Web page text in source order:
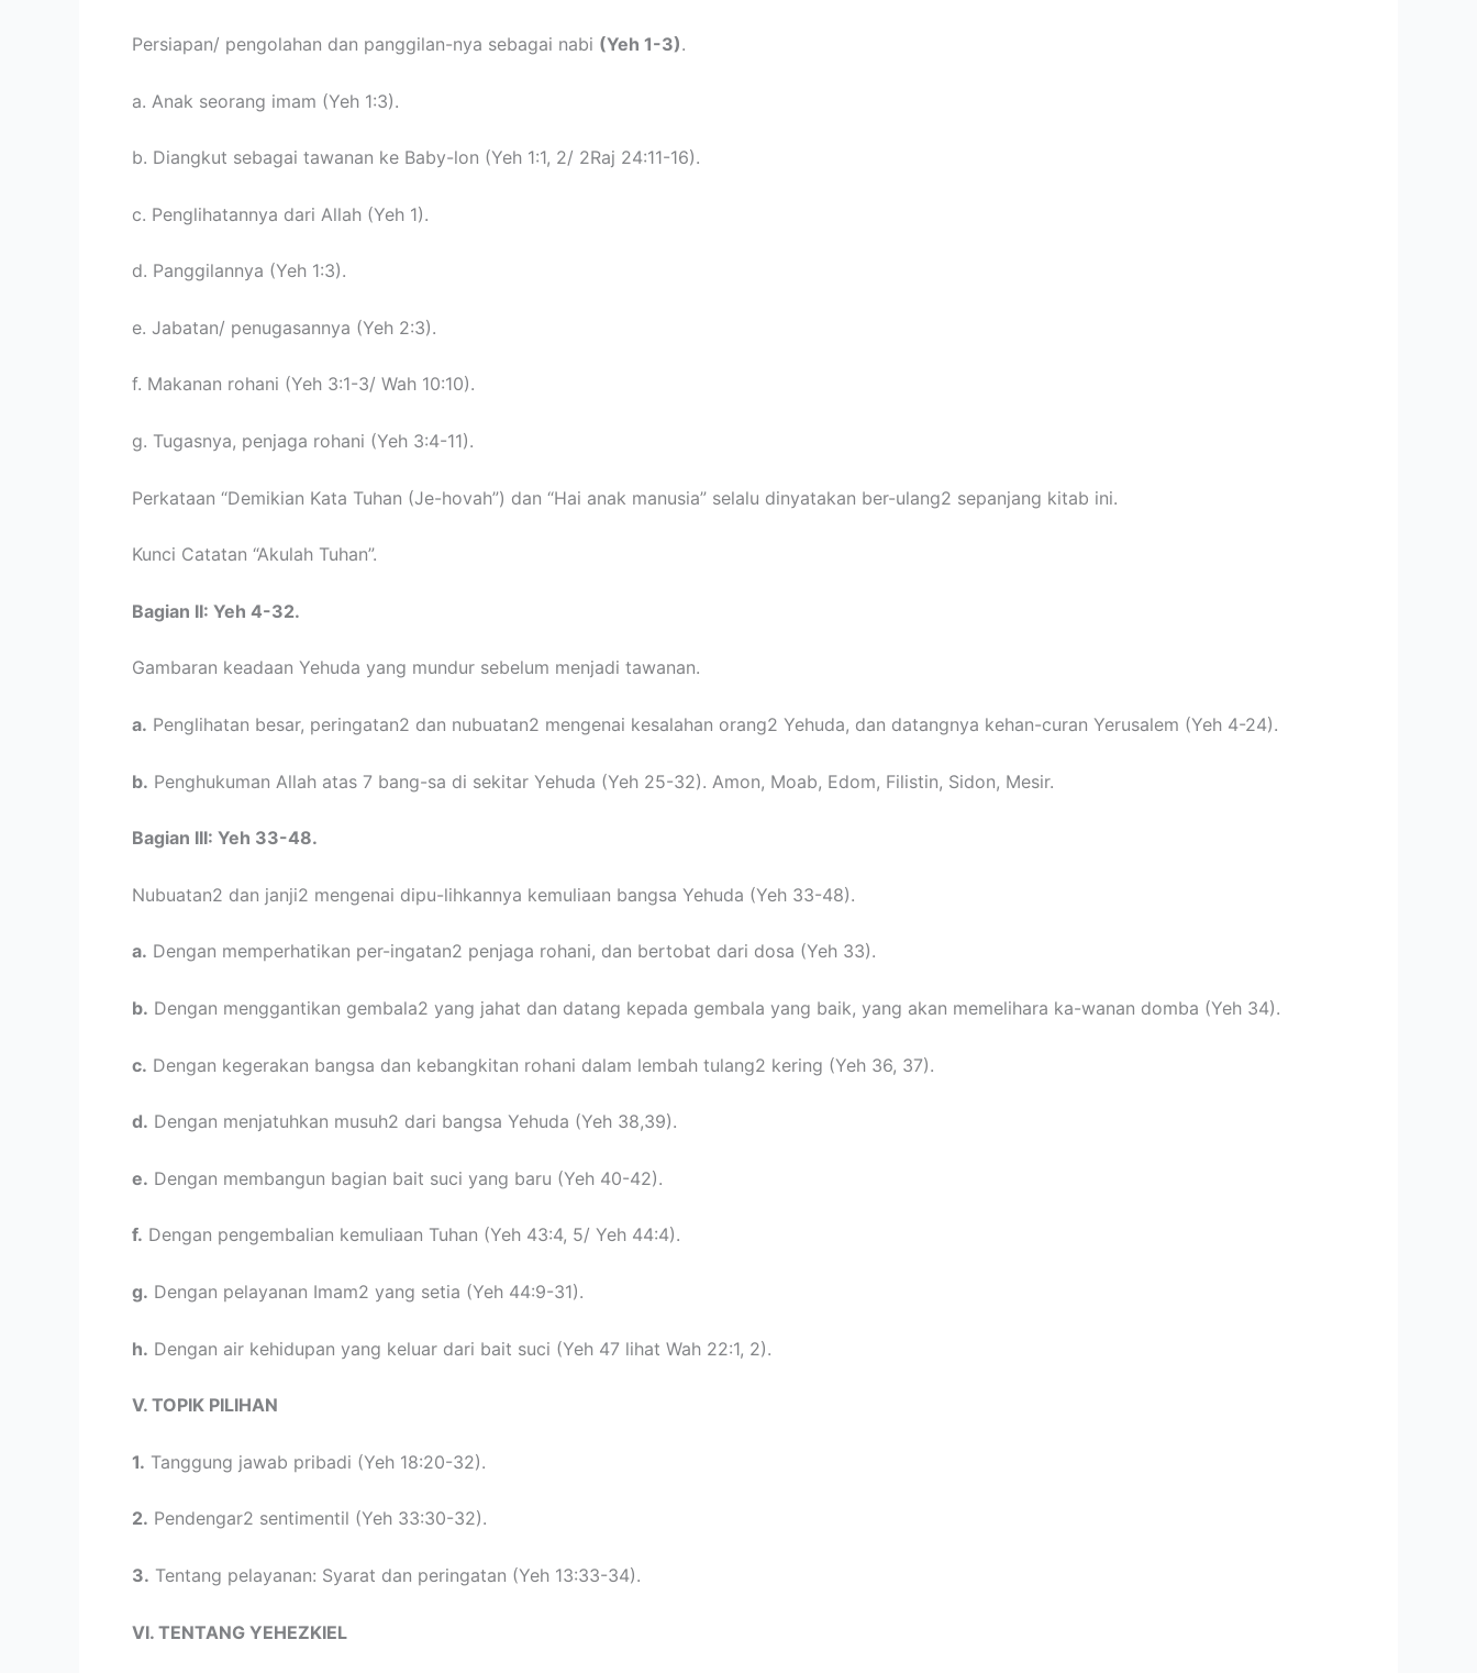
Persiapan/ pengolahan dan panggilan-nya sebagai nabi (Yeh 1-3).
a. Anak seorang imam (Yeh 1:3).
b. Diangkut sebagai tawanan ke Baby-lon (Yeh 1:1, 2/ 2Raj 24:11-16).
c. Penglihatannya dari Allah (Yeh 1).
d. Panggilannya (Yeh 1:3).
e. Jabatan/ penugasannya (Yeh 2:3).
f. Makanan rohani (Yeh 3:1-3/ Wah 10:10).
g. Tugasnya, penjaga rohani (Yeh 3:4-11).
Perkataan “Demikian Kata Tuhan (Je-hovah”) dan “Hai anak manusia” selalu dinyatakan ber-ulang2 sepanjang kitab ini.
Kunci Catatan “Akulah Tuhan”.
Bagian II: Yeh 4-32.
Gambaran keadaan Yehuda yang mundur sebelum menjadi tawanan.
a. Penglihatan besar, peringatan2 dan nubuatan2 mengenai kesalahan orang2 Yehuda, dan datangnya kehan-curan Yerusalem (Yeh 4-24).
b. Penghukuman Allah atas 7 bang-sa di sekitar Yehuda (Yeh 25-32). Amon, Moab, Edom, Filistin, Sidon, Mesir.
Bagian III: Yeh 33-48.
Nubuatan2 dan janji2 mengenai dipu-lihkannya kemuliaan bangsa Yehuda (Yeh 33-48).
a. Dengan memperhatikan per-ingatan2 penjaga rohani, dan bertobat dari dosa (Yeh 33).
b. Dengan menggantikan gembala2 yang jahat dan datang kepada gembala yang baik, yang akan memelihara ka-wanan domba (Yeh 34).
c. Dengan kegerakan bangsa dan kebangkitan rohani dalam lembah tulang2 kering (Yeh 36, 37).
d. Dengan menjatuhkan musuh2 dari bangsa Yehuda (Yeh 38,39).
e. Dengan membangun bagian bait suci yang baru (Yeh 40-42).
f. Dengan pengembalian kemuliaan Tuhan (Yeh 43:4, 5/ Yeh 44:4).
g. Dengan pelayanan Imam2 yang setia (Yeh 44:9-31).
h. Dengan air kehidupan yang keluar dari bait suci (Yeh 47 lihat Wah 22:1, 2).
V. TOPIK PILIHAN
1. Tanggung jawab pribadi (Yeh 18:20-32).
2. Pendengar2 sentimentil (Yeh 33:30-32).
3. Tentang pelayanan: Syarat dan peringatan (Yeh 13:33-34).
VI. TENTANG YEHEZKIEL